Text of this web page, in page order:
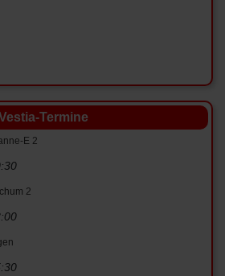
Termine
E 2
2